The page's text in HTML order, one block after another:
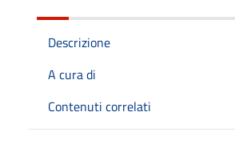
Descrizione
A cura di
Contenuti correlati